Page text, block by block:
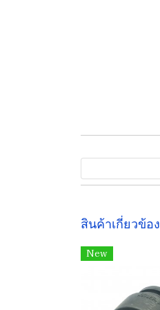
สินค้าเกี่ยวข้อง
New